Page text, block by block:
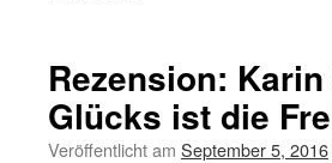
Rezension:
Glücks ist die
Veröffentlicht am September 5, 2016